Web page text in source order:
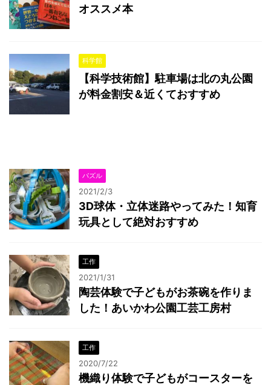
オススメ本
科学館
【科学技術館】駐車場は北の丸公園
が料金割安＆近くておすすめ
パズル
2021/2/3
3D球体・立体迷路やってみた！知育
玩具として絶対おすすめ
工作
2021/1/31
陶芸体験で子どもがお茶碗を作りま
した！あいかわ公園工芸工房村
工作
2020/7/22
機織り体験で子どもがコースターを